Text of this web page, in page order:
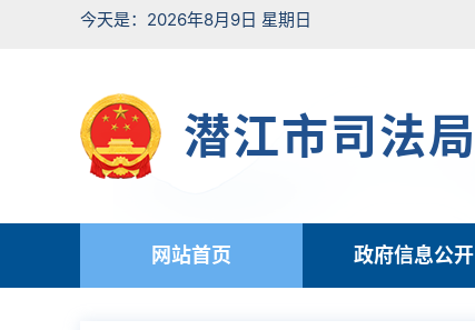
今天是：2026年8月9日 星期日
潜江市司法局
网站首页 政府信息公开